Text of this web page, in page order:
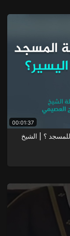
00:01:37
؟ | الشيخ